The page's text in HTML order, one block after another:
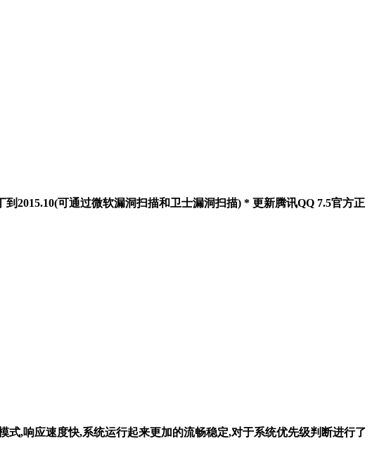
2015.10(可通过微软漏洞扫描和卫士漏洞扫描) * 更新腾讯QQ 7.5官方正
式,响应速度快,系统运行起来更加的流畅稳定,对于系统优先级判断进行了